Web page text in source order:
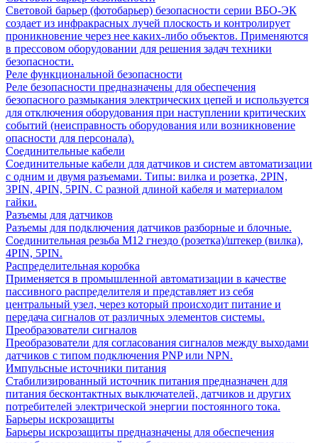
Световой барьер (фотобарьер) безопасности серии ВБО-ЭК
создает из инфракрасных лучей плоскость и контролирует
проникновение через нее каких-либо объектов. Применяются
в прессовом оборудовании для решения задач техники
безопасности.
Реле функциональной безопасности
Реле безопасности предназначены для обеспечения
безопасного размыкания электрических цепей и используется
для отключения оборудования при наступлении критических
событий (неисправность оборудования или возникновение
опасности для персонала).
Соединительные кабели
Соединительные кабели для датчиков и систем автоматизации
с одним и двумя разъемами. Типы: вилка и розетка, 2PIN,
3PIN, 4PIN, 5PIN. С разной длиной кабеля и материалом
гайки.
Разъемы для датчиков
Разъемы для подключения датчиков разборные и блочные.
Соединительная резьба М12 гнездо (розетка)/штекер (вилка),
4PIN, 5PIN.
Распределительная коробка
Применяется в промышленной автоматизации в качестве
пассивного распределителя и представляет из себя
центральный узел, через который происходит питание и
передача сигналов от различных элементов системы.
Преобразователи сигналов
Преобразователи для согласования сигналов между выходами
датчиков с типом подключения PNP или NPN.
Импульсные источники питания
Стабилизированный источник питания предназначен для
питания бесконтактных выключателей, датчиков и других
потребителей электрической энергии постоянного тока.
Барьеры искрозащиты
Барьеры искрозащиты предназначены для обеспечения